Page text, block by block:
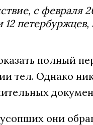
с февраля
полный
тел. Однако
они